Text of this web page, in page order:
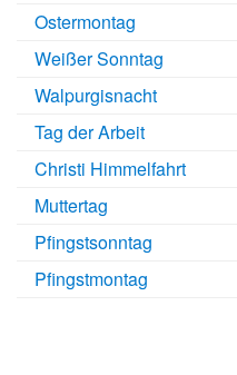
Ostermontag
Weißer Sonntag
Walpurgisnacht
Tag der Arbeit
Christi Himmelfahrt
Muttertag
Pfingstsonntag
Pfingstmontag